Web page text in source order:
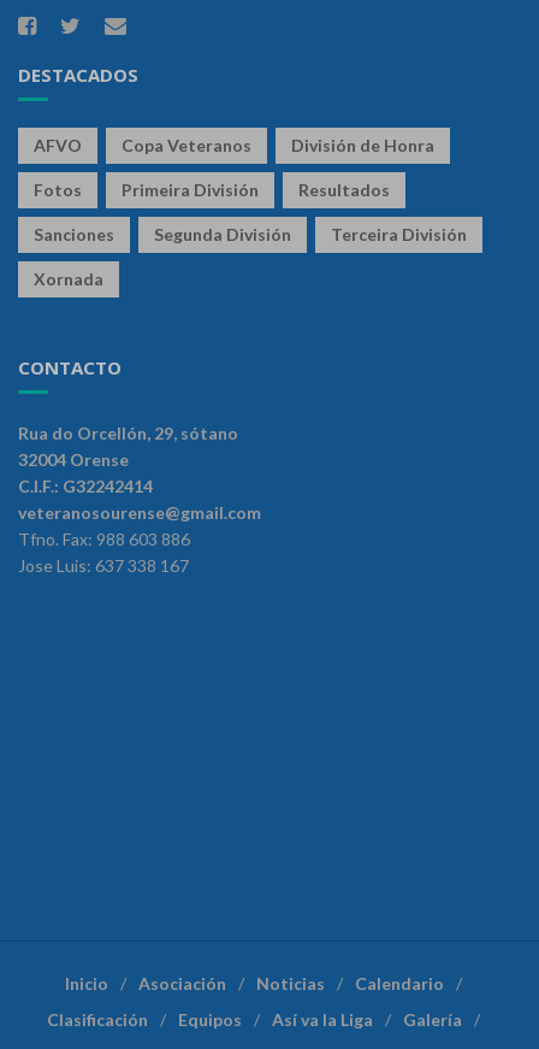
DESTACADOS
AFVO Copa Veteranos División de Honra
Fotos Primeira División Resultados
Sanciones Segunda División Terceira División
Xornada
CONTACTO
Rua do Orcellón, 29, sótano
32004 Orense
C.I.F.: G32242414
veteranosourense@gmail.com
Tfno. Fax: 988 603 886
Jose Luis: 637 338 167
Inicio Asociación Noticias
Calendario
Clasificación
Equipos Así va la Liga
Galería